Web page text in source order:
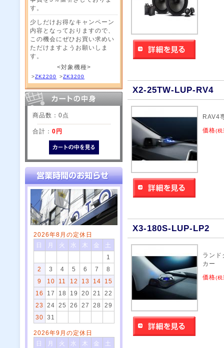
す。
少しだけお得なキャンペーン
内容となっておりますので、
この機会にぜひお買い求めい
ただけますようお願いしま
す。
<対象機種>
>ZK2200 >ZK3200
商品数：0点
合計： 0円
2026年8月の定休日
日
月 火 水 木 金
土
1
2
3 4 5 6 7
8
9
10 11 12 13 14
15
16
17 18 19 20 21
22
23
24 25 26 27 28
29
30
31
2026年9月の定休日
日
月 火 水 木 金
土
X2-25TW-LUP-RV4
RAV4
価格(税
X3-180S-LUP-LP2
ランド
カー
価格(税